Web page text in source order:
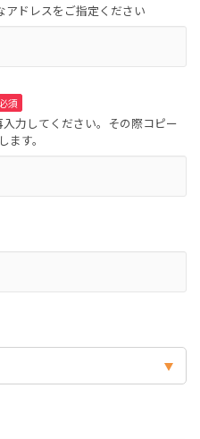
アドレスをご指定ください
力してください。その際コピー
す。